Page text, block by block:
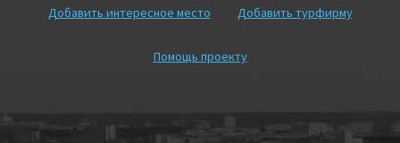
Добавить интересное место Добавить турфирму
Помощь проекту